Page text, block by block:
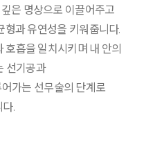
은 명상으로 이끌어주고
형과 유연성을 키워줍니다.
호흡을 일치시키며 내 안의
선기공과
가는 선무술의 단계로
다.